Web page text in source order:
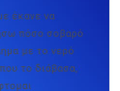
έκανε να
πόσο σοβαρό
με το νερό
το διάβασα,